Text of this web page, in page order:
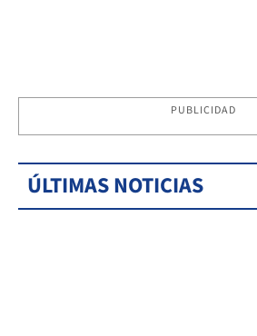
PUBLICIDAD
ÚLTIMAS NOTICIAS